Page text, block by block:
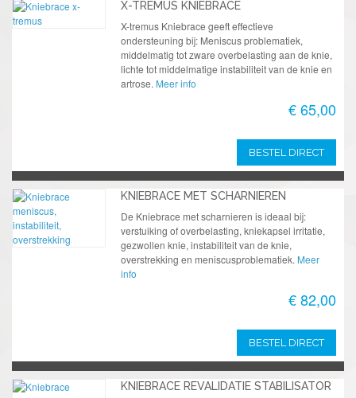
X-TREMUS KNIEBRACE
X-tremus Kniebrace geeft effectieve
ondersteuning bij: Meniscus problematiek,
middelmatig tot zware overbelasting aan de knie,
lichte tot middelmatige instabiliteit van de knie en
artrose. Meer info
€ 65,00
BESTEL DIRECT
KNIEBRACE MET SCHARNIEREN
De Kniebrace met scharnieren is ideaal bij:
verstuiking of overbelasting, kniekapsel irritatie,
gezwollen knie, instabiliteit van de knie,
overstrekking en meniscusproblematiek. Meer
info
€ 82,00
BESTEL DIRECT
KNIEBRACE REVALIDATIE STABILISATOR